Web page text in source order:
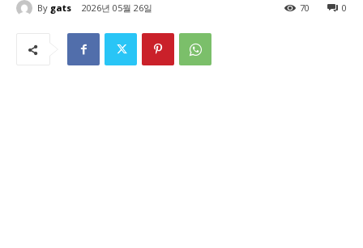
By gats 2026년 05월 26일 0
70